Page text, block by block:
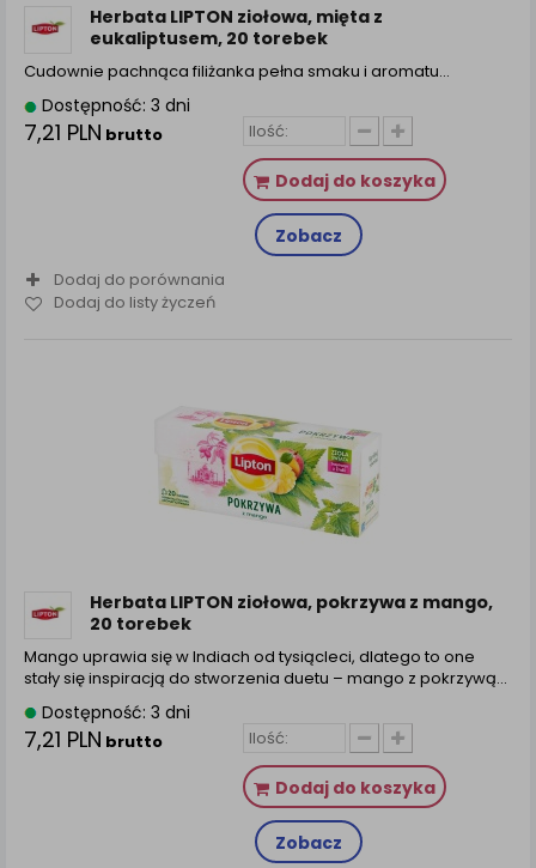
Herbata LIPTON ziołowa, mięta z
eukaliptusem, 20 torebek
Cudownie pachnąca filiżanka pełna smaku i aromatu...
Dostępność: 3 dni
7,21 PLN brutto
Dodaj do koszyka
Zobacz
Dodaj do porównania
Dodaj do listy życzeń
Herbata LIPTON ziołowa, pokrzywa z mango,
20 torebek
Mango uprawia się w Indiach od tysiącleci, dlatego to one
stały się inspiracją do stworzenia duetu – mango z pokrzywą...
Dostępność: 3 dni
7,21 PLN brutto
Dodaj do koszyka
Zobacz